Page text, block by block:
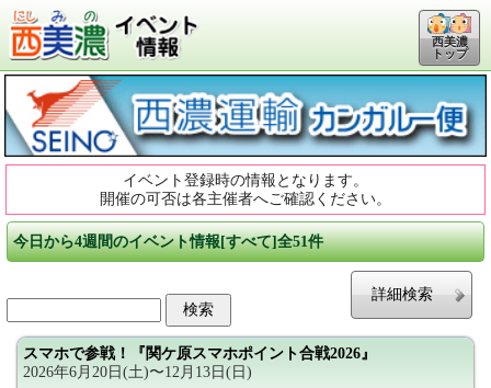
西美濃
トップ
イベント登録時の情報となります。
開催の可否は各主催者へご確認ください。
今日から4週間のイベント情報[すべて]全51件
詳細検索
スマホで参戦！『関ケ原スマホポイント合戦2026』
2026年6月20日(土)〜12月13日(日)